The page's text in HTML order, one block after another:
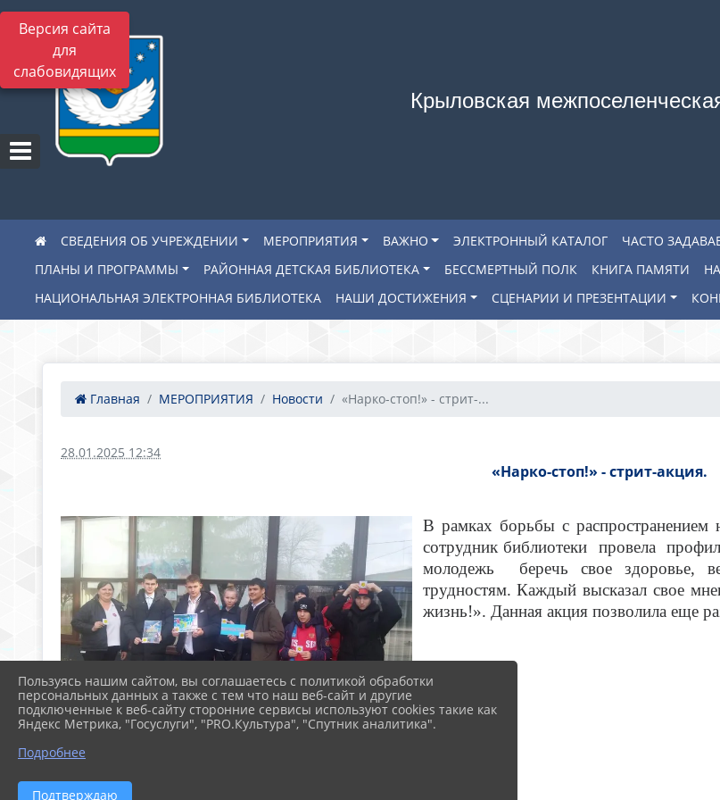
Версия сайта
для
слабовидящих
Крыловская
СВЕДЕНИЯ ОБ УЧРЕЖДЕНИИ МЕРОПРИЯТИЯ ВАЖНО ЭЛЕКТРОННЫЙ КАТАЛОГ ЧАСТО
ПЛАНЫ И ПРОГРАММЫ
РАЙОННАЯ ДЕТСКАЯ БИБЛИОТЕКА БЕССМЕРТНЫЙ ПОЛК КНИГА ПАМЯТИ
НАЦИОНАЛЬНАЯ ЭЛЕКТРОННАЯ БИБЛИОТЕКА
НАШИ ДОСТИЖЕНИЯ СЦЕНАРИИ И ПРЕЗЕНТАЦИИ
Главная МЕРОПРИЯТИЯ Новости «Нарко-стоп!» - стрит-...
28.01.2025 12:34
«Нарко-стоп!» - стрит-акция.
В рамках борьбы с
сотрудник библиотеки провела
молодежь беречь свое здоровье,
трудностям. Каждый высказал свое
жизнь!». Данная акция позволила еще
Пользуясь нашим сайтом, вы соглашаетесь с политикой обработки
персональных данных а также с тем что наш веб-сайт и другие
подключенные к веб-сайту сторонние сервисы используют cookies такие как
Яндекс Метрика, "Госуслуги", "PRO.Культура", "Спутник аналитика".
Подробнее
Подтверждаю